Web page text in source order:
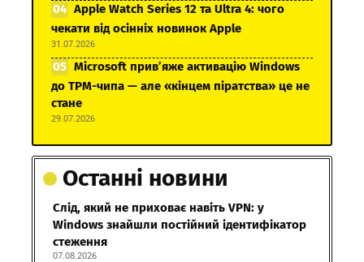
Apple Watch Series 12 та Ultra 4: чого
чекати від осінніх новинок Apple
31.07.2026
Microsoft прив’яже активацію Windows
до TPM-чипа — але «кінцем піратства» це не
стане
29.07.2026
Останні новини
Слід, який не приховає навіть VPN: у
Windows знайшли постійний ідентифікатор
стеження
07.08.2026